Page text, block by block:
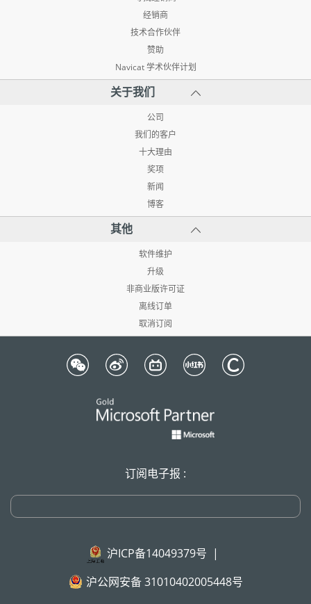
经销商
技术合作伙伴
赞助
Navicat 学术伙伴计划
关于我们
公司
我们的客户
十大理由
奖项
新闻
博客
其他
软件维护
升级
非商业版许可证
离线订单
取消订阅
订阅电子报 :
沪ICP备14049379号 |
沪公网安备 31010402005448号